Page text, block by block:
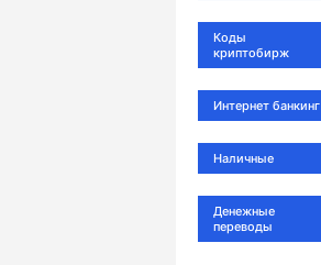
Коды
криптобирж
Интернет банкинг
Наличные
Денежные
переводы